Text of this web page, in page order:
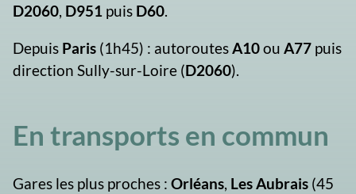
D2060, D951 puis D60.
Depuis Paris (1h45) : autoroutesA10ou A77 puis
direction Sully-sur-Loire (D2060).
En transports en commun
Gares les plus proches : Orléans, Les Aubrais (45